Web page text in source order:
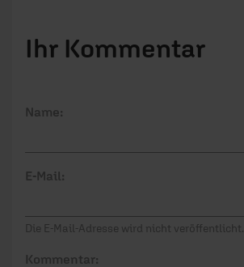
Ihr Kommentar
Name:
E-Mail:
Die E-Mail-Adresse wird nicht veröffentlicht.
Kommentar: